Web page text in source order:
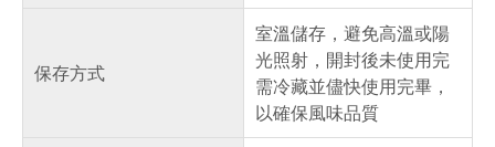
保存方式
室溫儲存，避免高溫或陽
光照射，開封後未使用完
需冷藏並儘快使用完畢，
以確保風味品質